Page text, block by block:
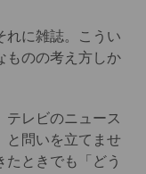
に雑誌。こうい
ものの考え方しか
レビのニュース
と問いを立てませ
たときでも「どう